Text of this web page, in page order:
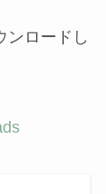
ンロードし